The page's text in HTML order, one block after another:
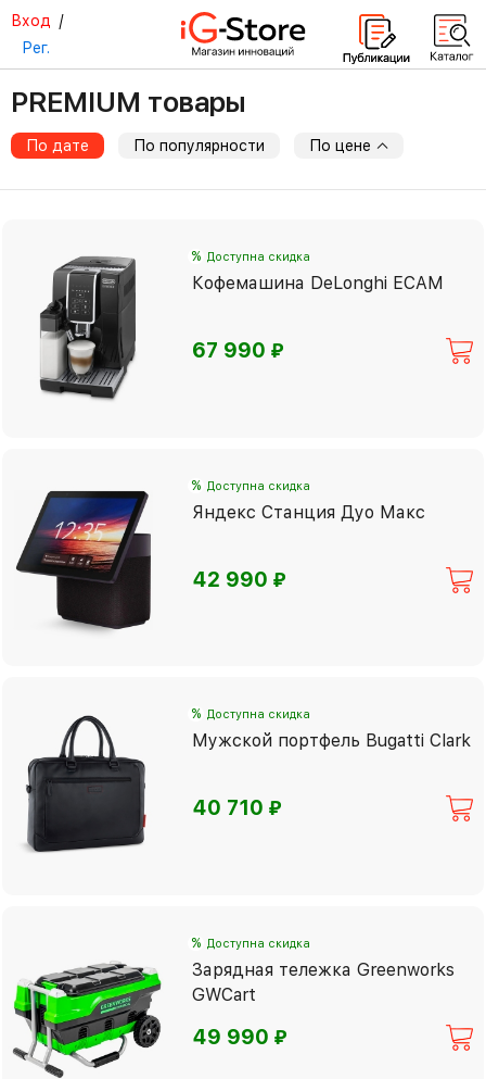
Вход /
Рег.
PREMIUM товары
По дате По популярности По цене
% Доступна скидка
Кофемашина DeLonghi ECAM
67 990⃏
% Доступна скидка
Яндекс Станция Дуо Макс
42 990⃏
% Доступна скидка
Мужской портфель Bugatti Clark
40 710⃏
% Доступна скидка
Зарядная тележка Greenworks
GWCart
49 990⃏